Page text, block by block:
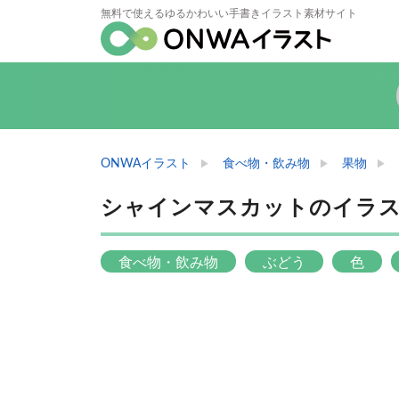
無料で使えるゆるかわいい手書きイラスト素材サイト
ONWAイラスト 食べ物・飲み物 果物
シャインマスカットのイラ
食べ物・飲み物 ぶどう 色